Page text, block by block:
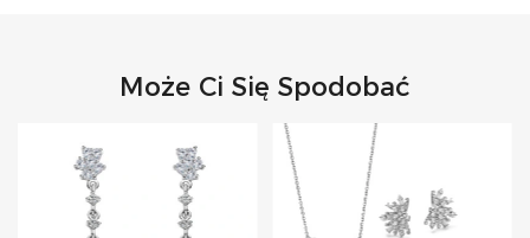
Może Ci Się Spodobać